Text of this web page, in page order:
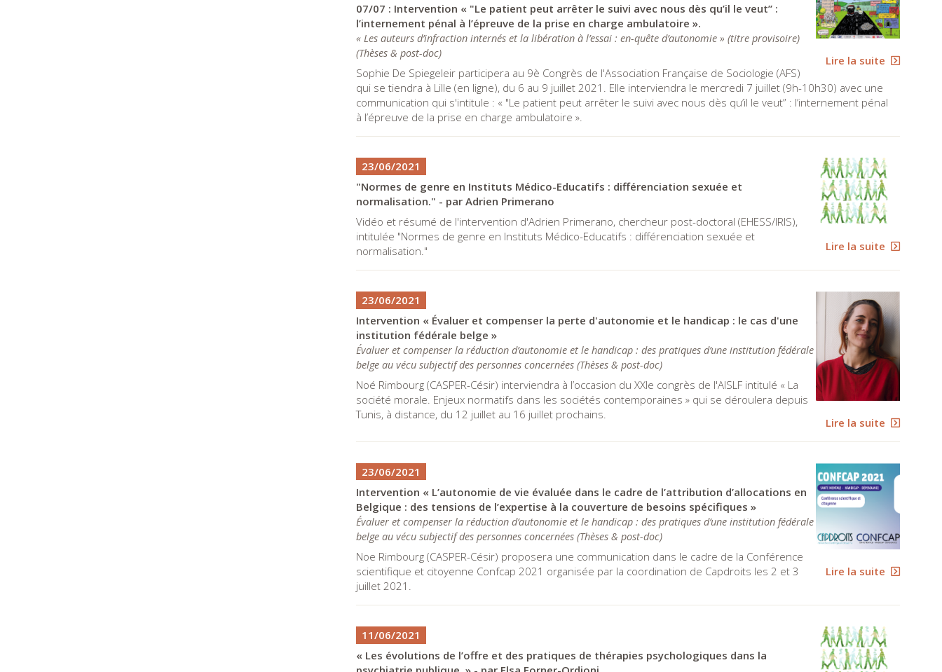
Lire la suite
07/07 : Intervention « "Le patient peut arrêter le suivi avec nous dès qu’il le veut” :
l’internement pénal à l’épreuve de la prise en charge ambulatoire ».
« Les auteurs d’infraction internés et la libération à l’essai : en-quête d’autonomie » (titre provisoire)
(Thèses & post-doc)
Sophie De Spiegeleir participera au 9è Congrès de l'Association Française de Sociologie (AFS)
qui se tiendra à Lille (en ligne), du 6 au 9 juillet 2021. Elle interviendra le mercredi 7 juillet (9h-10h30) avec une
communication qui s'intitule : « "Le patient peut arrêter le suivi avec nous dès qu’il le veut” : l’internement pénal
à l’épreuve de la prise en charge ambulatoire ».
Lire la suite
23/06/2021
"Normes de genre en Instituts Médico-Educatifs : différenciation sexuée et
normalisation." - par Adrien Primerano
Vidéo et résumé de l'intervention d'Adrien Primerano, chercheur post-doctoral (EHESS/IRIS),
intitulée "Normes de genre en Instituts Médico-Educatifs : différenciation sexuée et
normalisation."
Lire la suite
23/06/2021
Intervention « Évaluer et compenser la perte d'autonomie et le handicap : le cas d'une
institution fédérale belge »
Évaluer et compenser la réduction d’autonomie et le handicap : des pratiques d’une institution fédérale
belge au vécu subjectif des personnes concernées (Thèses & post-doc)
Noé Rimbourg (CASPER-Césir) interviendra à l’occasion du XXIe congrès de l'AISLF intitulé « La
société morale. Enjeux normatifs dans les sociétés contemporaines » qui se déroulera depuis
Tunis, à distance, du 12 juillet au 16 juillet prochains.
Lire la suite
23/06/2021
Intervention « L’autonomie de vie évaluée dans le cadre de l’attribution d’allocations en
Belgique : des tensions de l’expertise à la couverture de besoins spécifiques »
Évaluer et compenser la réduction d’autonomie et le handicap : des pratiques d’une institution fédérale
belge au vécu subjectif des personnes concernées (Thèses & post-doc)
Noe Rimbourg (CASPER-Césir) proposera une communication dans le cadre de la Conférence
scientifique et citoyenne Confcap 2021 organisée par la coordination de Capdroits les 2 et 3
juillet 2021.
11/06/2021
« Les évolutions de l’offre et des pratiques de thérapies psychologiques dans la